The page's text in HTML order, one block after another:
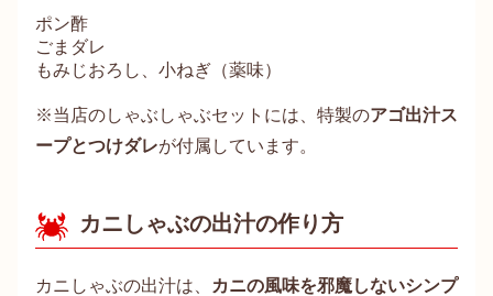
ポン酢
ごまダレ
もみじおろし、小ねぎ（薬味）
※当店のしゃぶしゃぶセットには、特製のアゴ出汁ス
ープとつけダレが付属しています。
カニしゃぶの出汁の作り方
カニしゃぶの出汁は、
カニの風味を邪魔しないシンプ